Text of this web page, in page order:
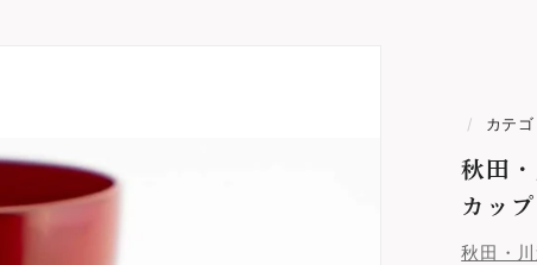
/ カテゴ
秋田
カップ
秋田・